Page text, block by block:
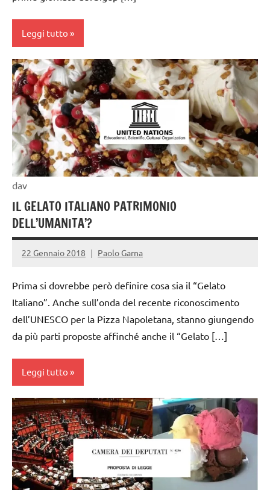
Leggi tutto
gelataio
gelato
artigianale
dav
IL GELATO ITALIANO PATRIMONIO
DELL’UMANITA’?
22 Gennaio 2018 Paolo Garna
Prima si dovrebbe però definire cosa sia il “Gelato
Italiano”. Anche sull’onda del recente riconoscimento
dell’UNESCO per la Pizza Napoletana, stanno giungendo
da più parti proposte affinché anche il “Gelato […]
Leggi tutto
gelato
artigianale